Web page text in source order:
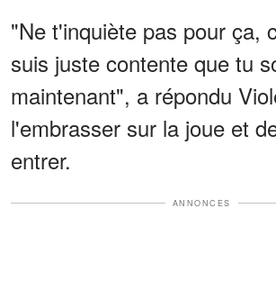
"Ne t'inquiète pas pour ça,
suis juste contente que tu
maintenant", a répondu
l'embrasser sur la joue et
entrer.
ANNONCES